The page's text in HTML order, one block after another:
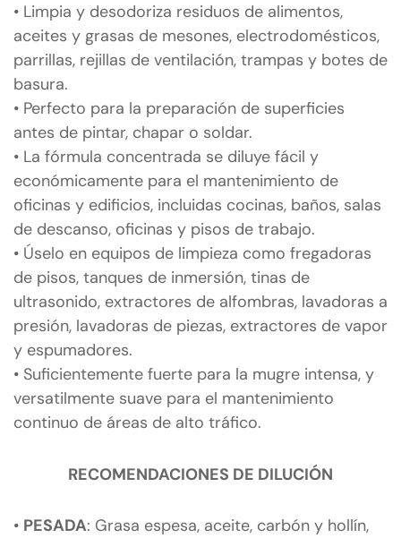
• Limpia y desodoriza residuos de alimentos,
aceites y grasas de mesones, electrodomésticos,
parrillas, rejillas de ventilación, trampas y botes de
basura.
• Perfecto para la preparación de superficies
antes de pintar, chapar o soldar.
• La fórmula concentrada se diluye fácil y
económicamente para el mantenimiento de
oficinas y edificios, incluidas cocinas, baños, salas
de descanso, oficinas y pisos de trabajo.
• Úselo en equipos de limpieza como fregadoras
de pisos, tanques de inmersión, tinas de
ultrasonido, extractores de alfombras, lavadoras a
presión, lavadoras de piezas, extractores de vapor
y espumadores.
• Suficientemente fuerte para la mugre intensa, y
versatilmente suave para el mantenimiento
continuo de áreas de alto tráfico.
RECOMENDACIONES DE DILUCIÓN
• PESADA: Grasa espesa, aceite, carbón y hollín,